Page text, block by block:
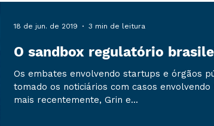
Digital Eventos
O sandbox regulatório
Os embates envolvendo startups e órgãos
tomado os noticiários com casos envolvendo
mais recentemente, Grin e...
18 de jun. de 2019 3 min de leitura